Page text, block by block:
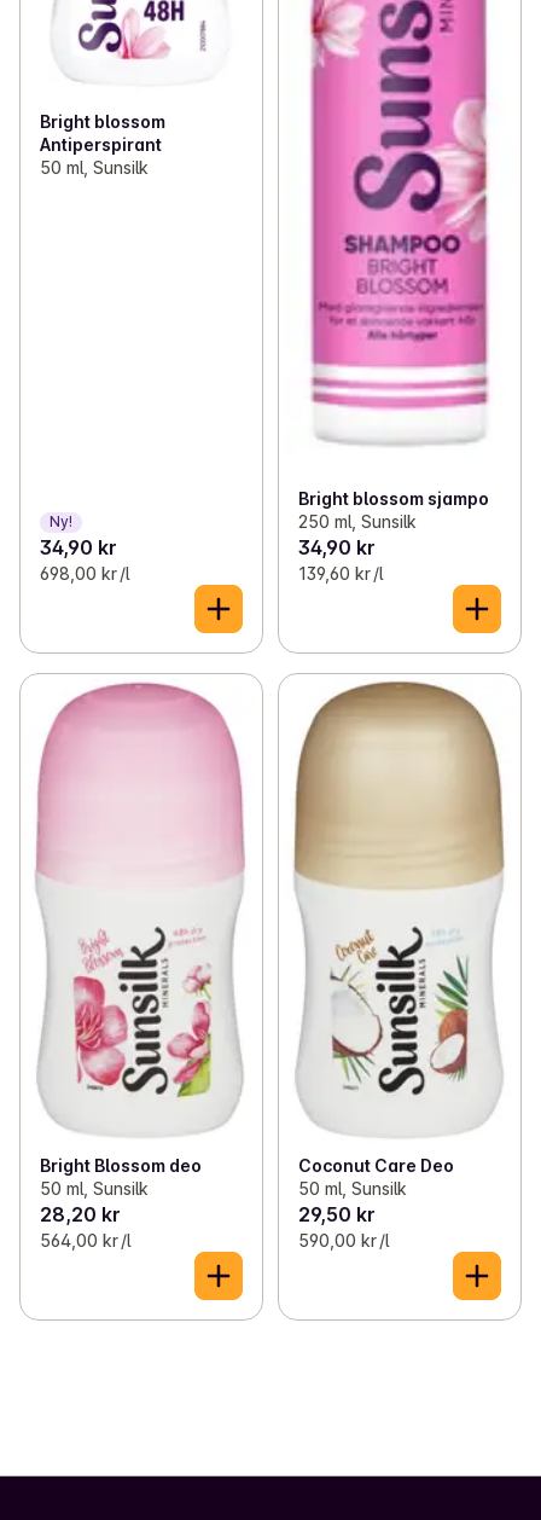
Bright blossom
Antiperspirant
50 ml, Sunsilk
Ny!
34,90 kr
698,00 kr /l
Bright blossom sjampo
250 ml, Sunsilk
34,90 kr
139,60 kr /l
Bright Blossom deo
50 ml, Sunsilk
28,20 kr
564,00 kr /l
Coconut Care Deo
50 ml, Sunsilk
29,50 kr
590,00 kr /l